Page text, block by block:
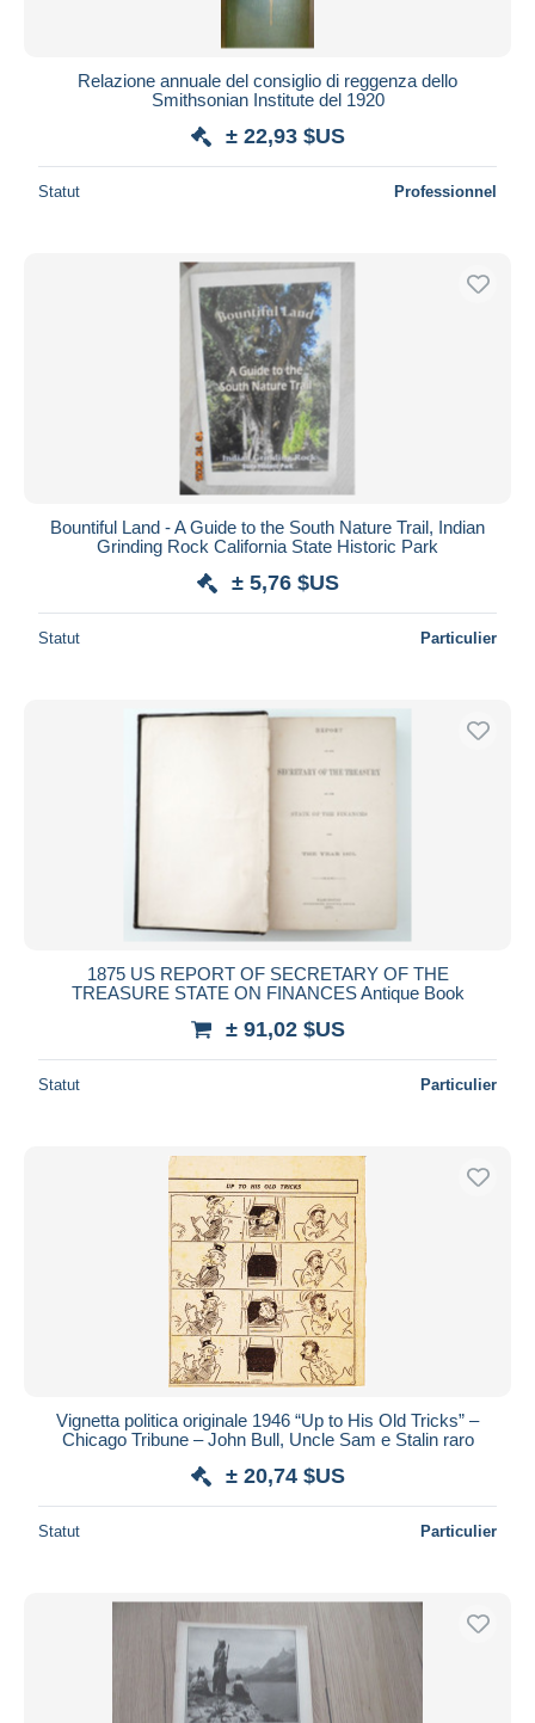
Relazione annuale del consiglio di reggenza dello
Smithsonian Institute del 1920
± 22,93 $US
Statut Professionnel
Bountiful Land - A Guide to the South Nature Trail, Indian
Grinding Rock California State Historic Park
± 5,76 $US
Statut Particulier
1875 US REPORT OF SECRETARY OF THE
TREASURE STATE ON FINANCES Antique Book
± 91,02 $US
Statut Particulier
Vignetta politica originale 1946 “Up to His Old Tricks” –
Chicago Tribune – John Bull, Uncle Sam e Stalin raro
± 20,74 $US
Statut Particulier